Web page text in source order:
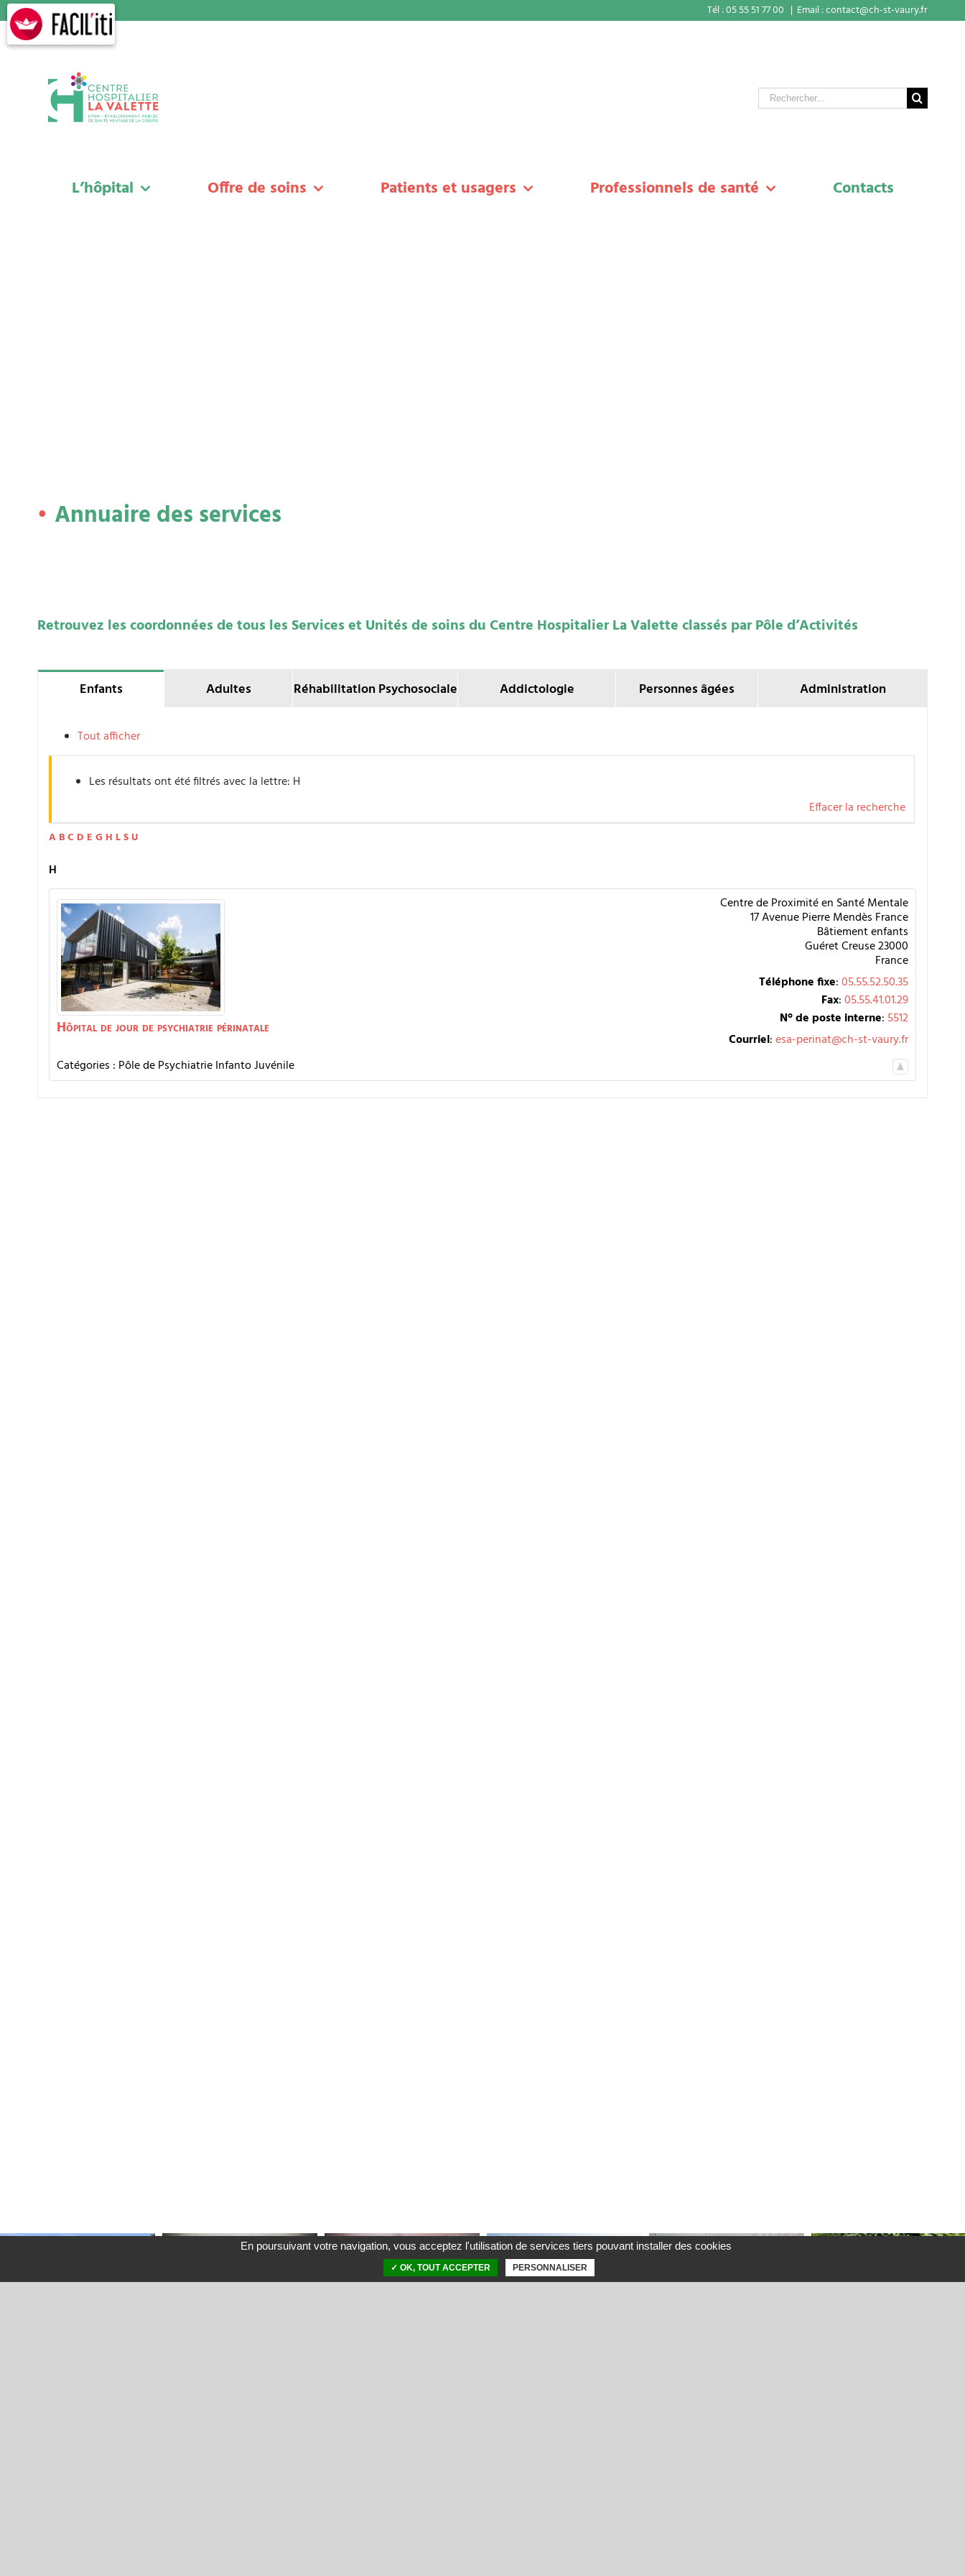
Skip
to
content
Tél : 05 55 51 77 00 | Email : contact@ch-st-vaury.fr
Rechercher
L’hôpital Offre de soins Patients et usagers Professionnels de santé Contacts
Annuaire des services
Retrouvez les coordonnées de tous les Services et Unités de soins du Centre Hospitalier La Valette classés par Pôle d’Activités
Enfants Adultes Réhabilitation Psychosociale Addictologie Personnes âgées Administration
Tout afficher
Les résultats ont été filtrés avec la lettre: H
Effacer la recherche
A BC D E G H LSU
H
Hôpital de jour de psychiatrie périnatale
Centre de Proximité en Santé Mentale
17 Avenue Pierre Mendès France
Bâtiement enfants
GuéretCreuse23000
France
Téléphone fixe:05.55.52.50.35
Fax:05.55.41.01.29
N° de poste interne: 5512
Courriel:esa-perinat@ch-st-vaury.fr
Catégories : Pôle de Psychiatrie Infanto Juvénile
En poursuivant votre navigation, vous acceptez l'utilisation de services tiers pouvant installer des cookies
✓ OK, TOUT ACCEPTER PERSONNALISER